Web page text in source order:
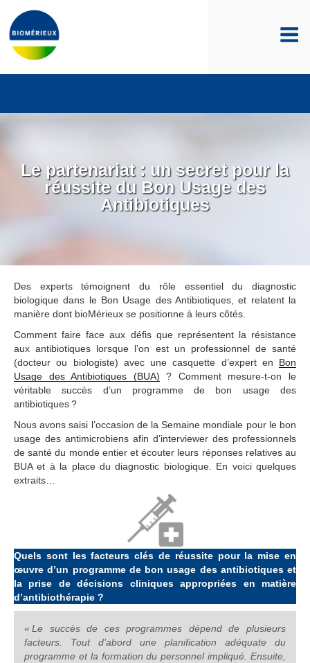
au
contenu
principal
Le partenariat : un secret pour la
réussite du Bon Usage des
Antibiotiques
Des experts témoignent du rôle essentiel du diagnostic
biologique dans le Bon Usage des Antibiotiques, et relatent la
manière dont bioMérieux se positionne à leurs côtés.
Comment faire face aux défis que représentent la résistance
aux antibiotiques lorsque l’on est un professionnel de santé
(docteur ou biologiste) avec une casquette d’expert en Bon
Usage des Antibiotiques (BUA) ? Comment mesure-t-on le
véritable succès d’un programme de bon usage des
antibiotiques ?
Nous avons saisi l’occasion de la Semaine mondiale pour le bon
usage des antimicrobiens afin d’interviewer des professionnels
de santé du monde entier et écouter leurs réponses relatives au
BUA et à la place du diagnostic biologique. En voici quelques
extraits…
Quels sont les facteurs clés de réussite pour la mise en
œuvre d’un programme de bon usage des antibiotiques et
la prise de décisions cliniques appropriées en matière
d’antibiothérapie ?
« Le succès de ces programmes dépend de plusieurs
facteurs. Tout d’abord une planification adéquate du
programme et la formation du personnel impliqué. Ensuite,